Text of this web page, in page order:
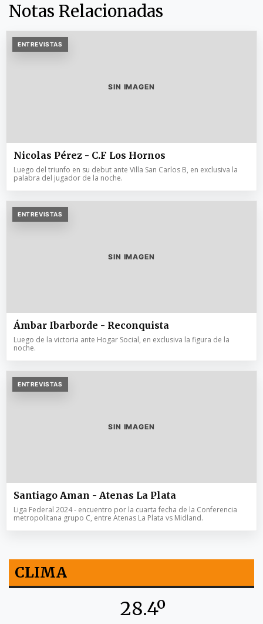
Notas Relacionadas
ENTREVISTAS
SIN IMAGEN
Nicolas Pérez - C.F Los Hornos
Luego del triunfo en su debut ante Villa San Carlos B, en exclusiva la
palabra del jugador de la noche.
ENTREVISTAS
SIN IMAGEN
Ámbar Ibarborde - Reconquista
Luego de la victoria ante Hogar Social, en exclusiva la figura de la
noche.
ENTREVISTAS
SIN IMAGEN
Santiago Aman - Atenas La Plata
Liga Federal 2024 - encuentro por la cuarta fecha de la Conferencia
metropolitana grupo C, entre Atenas La Plata vs Midland.
CLIMA
28.4º